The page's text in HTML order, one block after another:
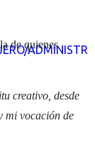
ADMINISTR
de quienes
creativo, desde
mi vocación de